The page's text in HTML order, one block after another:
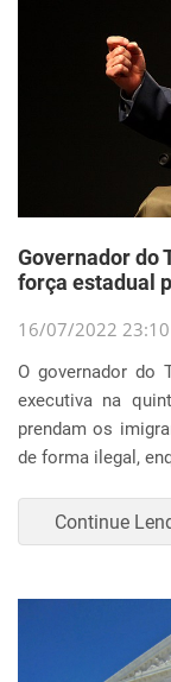
Governador do
força estadual
16/07/2022
O governador do
executiva na
prendam os
de forma ilegal,
Continue